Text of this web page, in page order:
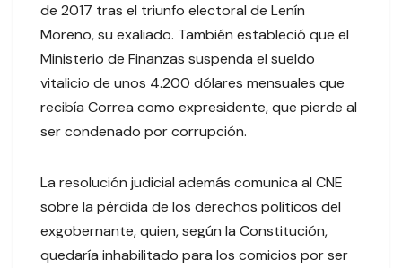
de 2017 tras el triunfo electoral de Lenín
Moreno, su exaliado. También estableció que el
Ministerio de Finanzas suspenda el sueldo
vitalicio de unos 4.200 dólares mensuales que
recibía Correa como expresidente, que pierde al
ser condenado por corrupción.
La resolución judicial además comunica al CNE
sobre la pérdida de los derechos políticos del
exgobernante, quien, según la Constitución,
quedaría inhabilitado para los comicios por ser